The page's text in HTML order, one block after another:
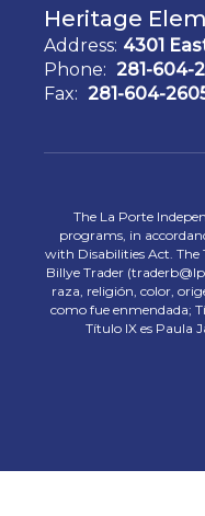
Heritage
Address: 4301
Phone: 281-604-
Fax: 281-604-
The La Porte
programs, in
with Disabilities Act. The
Billye Trader
raza, religión, color,
como fue enmendada;
Título IX es Paula